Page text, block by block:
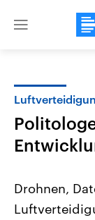
Close
Drohnen,